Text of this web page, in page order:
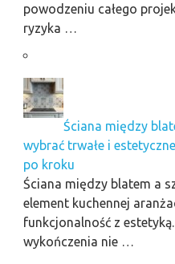
powodzeniu całego
ryzyka …
Ściana między
wybrać trwałe i
po kroku
Ściana między blatem a
element kuchennej
funkcjonalność z
wykończenia nie …